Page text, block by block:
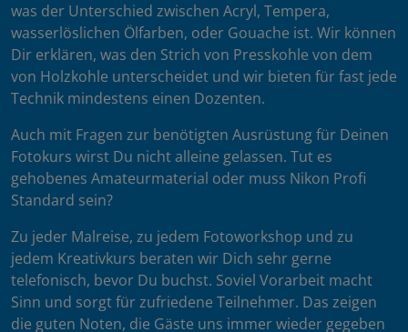
was der Unterschied zwischen Acryl, Tempera,
wasserlöslichen Ölfarben, oder Gouache ist. Wir können
Dir erklären, was den Strich von Presskohle von dem
von Holzkohle unterscheidet und wir bieten für fast jede
Technik mindestens einen Dozenten.
Auch mit Fragen zur benötigten Ausrüstung für Deinen
Fotokurs wirst Du nicht alleine gelassen. Tut es
gehobenes Amateurmaterial oder muss Nikon Profi
Standard sein?
Zu jeder Malreise, zu jedem Fotoworkshop und zu
jedem Kreativkurs beraten wir Dich sehr gerne
telefonisch, bevor Du buchst. Soviel Vorarbeit macht
Sinn und sorgt für zufriedene Teilnehmer. Das zeigen
die guten Noten, die Gäste uns immer wieder gegeben